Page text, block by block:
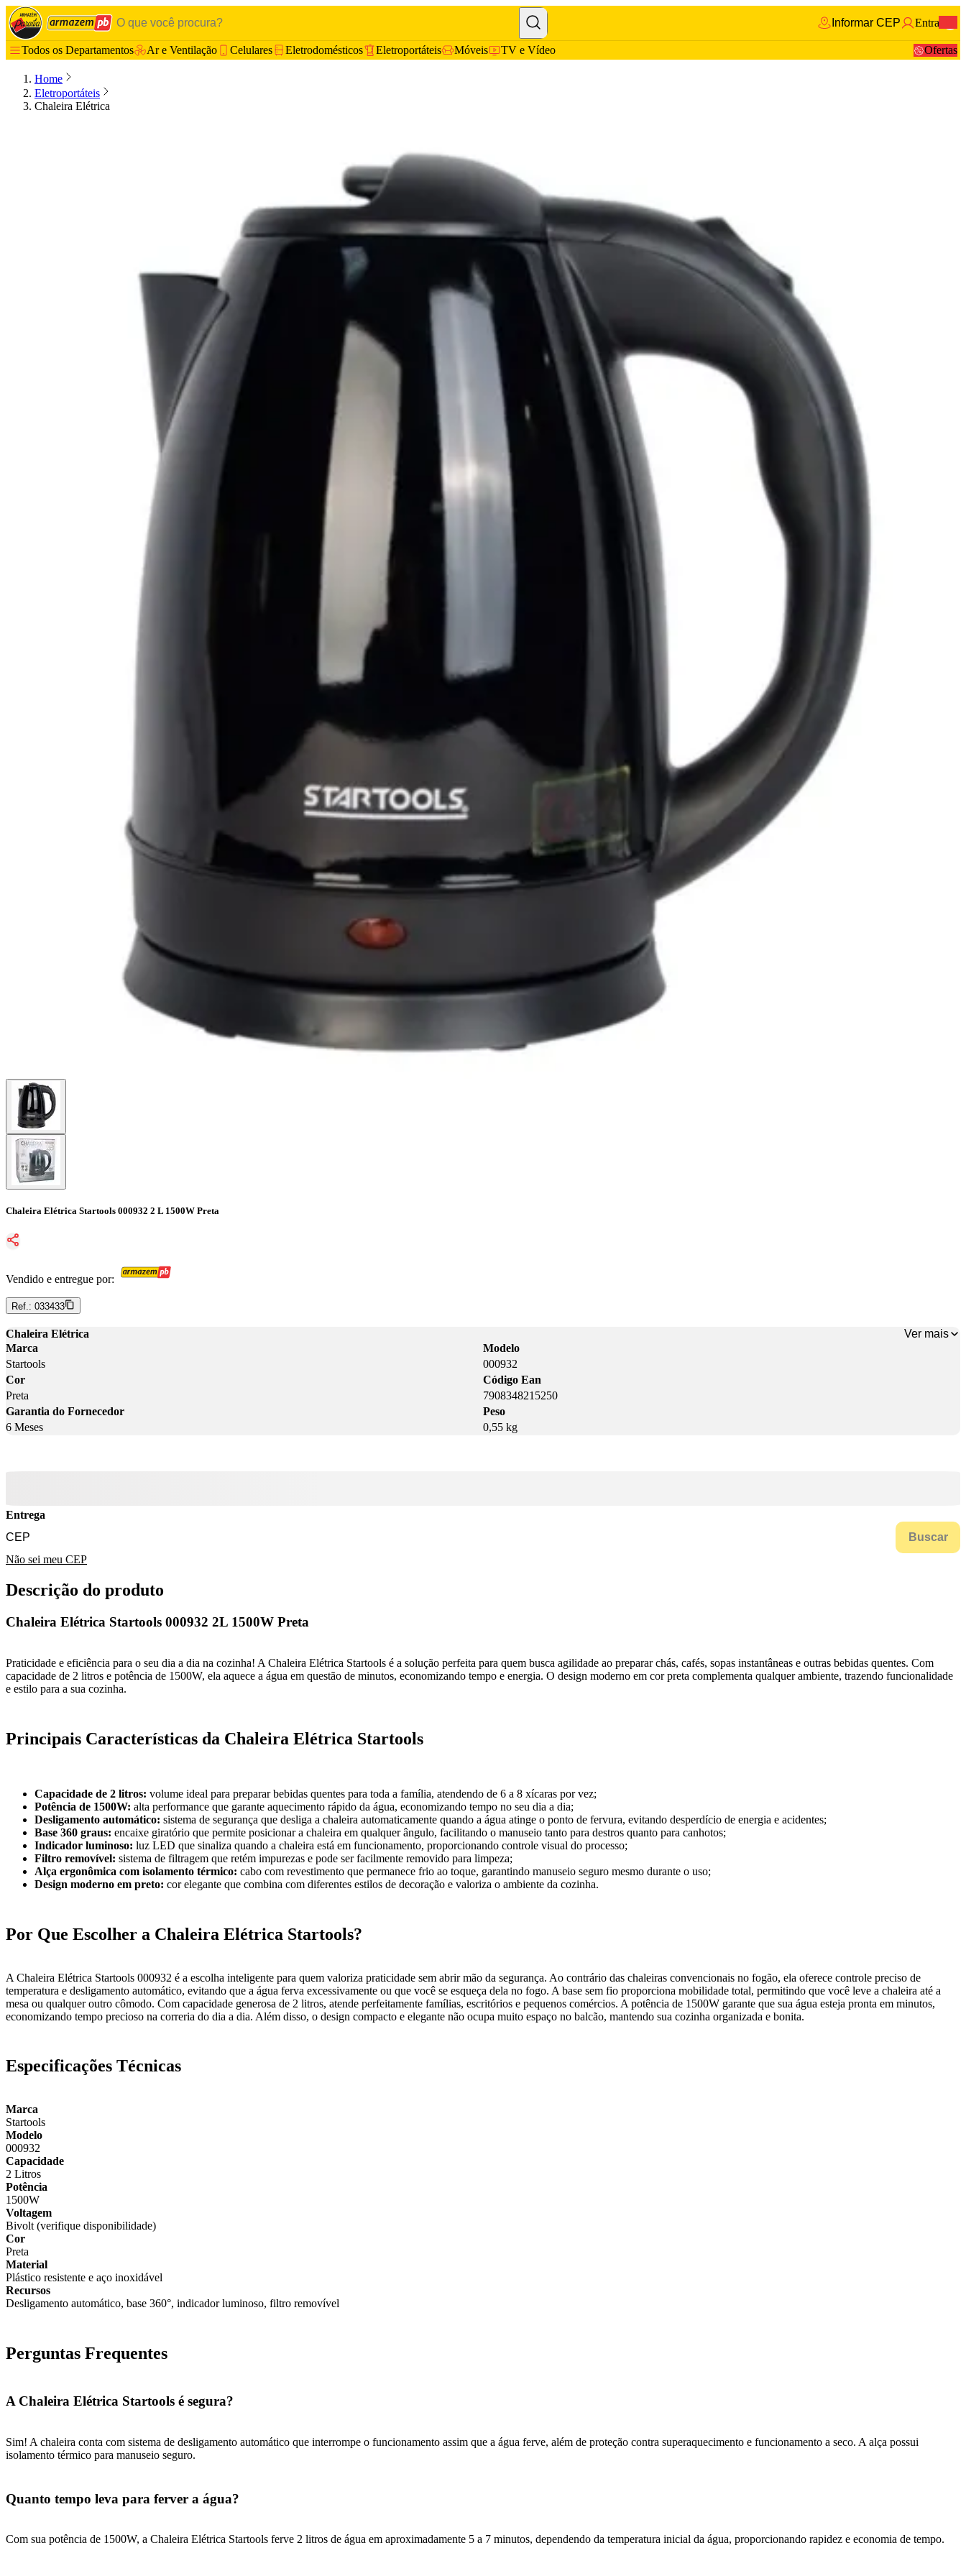
Informar CEP Entrar
Todos os Departamentos Ar e Ventilação Celulares Eletrodomésticos Eletroportáteis Móveis TV e Vídeo Ofertas
Home
Eletroportáteis
Chaleira Elétrica
Chaleira Elétrica Startools 000932 2 L 1500W Preta
Vendido e entregue por:
Ref.: 033433
Chaleira Elétrica
Ver mais
Marca
Startools
Modelo
000932
Cor
Preta
Código Ean
7908348215250
Garantia do Fornecedor
6 Meses
Peso
0,55 kg
Entrega
Buscar
Não sei meu CEP
Descrição do produto
Chaleira Elétrica Startools 000932 2L 1500W Preta
Praticidade e eficiência para o seu dia a dia na cozinha! A Chaleira Elétrica Startools é a solução perfeita para quem busca agilidade ao preparar chás, cafés, sopas instantâneas e outras bebidas quentes. Com
capacidade de 2 litros e potência de 1500W, ela aquece a água em questão de minutos, economizando tempo e energia. O design moderno em cor preta complementa qualquer ambiente, trazendo funcionalidade
e estilo para a sua cozinha.
Principais Características da Chaleira Elétrica Startools
Capacidade de 2 litros: volume ideal para preparar bebidas quentes para toda a família, atendendo de 6 a 8 xícaras por vez;
Potência de 1500W: alta performance que garante aquecimento rápido da água, economizando tempo no seu dia a dia;
Desligamento automático: sistema de segurança que desliga a chaleira automaticamente quando a água atinge o ponto de fervura, evitando desperdício de energia e acidentes;
Base 360 graus: encaixe giratório que permite posicionar a chaleira em qualquer ângulo, facilitando o manuseio tanto para destros quanto para canhotos;
Indicador luminoso: luz LED que sinaliza quando a chaleira está em funcionamento, proporcionando controle visual do processo;
Filtro removível: sistema de filtragem que retém impurezas e pode ser facilmente removido para limpeza;
Alça ergonômica com isolamento térmico: cabo com revestimento que permanece frio ao toque, garantindo manuseio seguro mesmo durante o uso;
Design moderno em preto: cor elegante que combina com diferentes estilos de decoração e valoriza o ambiente da cozinha.
Por Que Escolher a Chaleira Elétrica Startools?
A Chaleira Elétrica Startools 000932 é a escolha inteligente para quem valoriza praticidade sem abrir mão da segurança. Ao contrário das chaleiras convencionais no fogão, ela oferece controle preciso de
temperatura e desligamento automático, evitando que a água ferva excessivamente ou que você se esqueça dela no fogo. A base sem fio proporciona mobilidade total, permitindo que você leve a chaleira até a
mesa ou qualquer outro cômodo. Com capacidade generosa de 2 litros, atende perfeitamente famílias, escritórios e pequenos comércios. A potência de 1500W garante que sua água esteja pronta em minutos,
economizando tempo precioso na correria do dia a dia. Além disso, o design compacto e elegante não ocupa muito espaço no balcão, mantendo sua cozinha organizada e bonita.
Especificações Técnicas
Marca
Startools
Modelo
000932
Capacidade
2 Litros
Potência
1500W
Voltagem
Bivolt (verifique disponibilidade)
Cor
Preta
Material
Plástico resistente e aço inoxidável
Recursos
Desligamento automático, base 360°, indicador luminoso, filtro removível
Perguntas Frequentes
A Chaleira Elétrica Startools é segura?
Sim! A chaleira conta com sistema de desligamento automático que interrompe o funcionamento assim que a água ferve, além de proteção contra superaquecimento e funcionamento a seco. A alça possui
isolamento térmico para manuseio seguro.
Quanto tempo leva para ferver a água?
Com sua potência de 1500W, a Chaleira Elétrica Startools ferve 2 litros de água em aproximadamente 5 a 7 minutos, dependendo da temperatura inicial da água, proporcionando rapidez e economia de tempo.